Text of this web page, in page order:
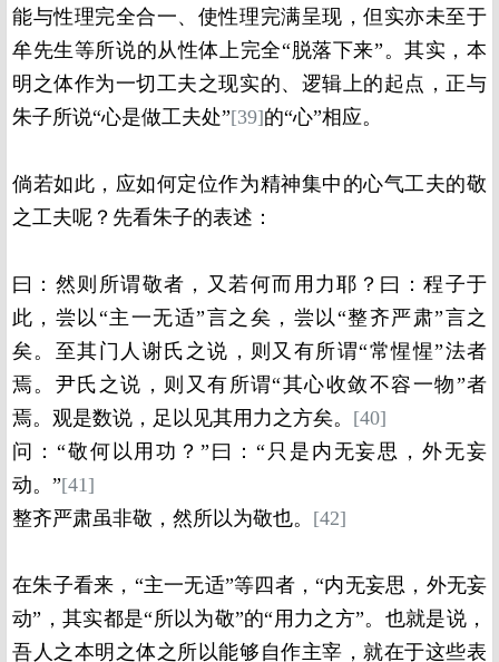
能与性理完全合一、使性理完满呈现，但实亦未至于
牟先生等所说的从性体上完全“脱落下来”。其实，本
明之体作为一切工夫之现实的、逻辑上的起点，正与
朱子所说“心是做工夫处”[39]的“心”相应。
倘若如此，应如何定位作为精神集中的心气工夫的敬
之工夫呢？先看朱子的表述：
曰：然则所谓敬者，又若何而用力耶？曰：程子于
此，尝以“主一无适”言之矣，尝以“整齐严肃”言之
矣。至其门人谢氏之说，则又有所谓“常惺惺”法者
焉。尹氏之说，则又有所谓“其心收敛不容一物”者
焉。观是数说，足以见其用力之方矣。 [40]
问：“敬何以用功？”曰：“只是内无妄思，外无妄
动。”[41]
整齐严肃虽非敬，然所以为敬也。 [42]
在朱子看来，“主一无适”等四者，“内无妄思，外无妄
动”，其实都是“所以为敬”的“用力之方”。也就是说，
吾人之本明之体之所以能够自作主宰，就在于这些表